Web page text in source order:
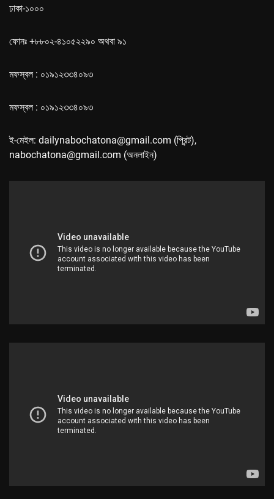
ঢাকা-১০০০
ফোনঃ +৮৮০২-৪১০৫২২৯০ অথবা ৯১
মফস্বল : ০১৯১২৩৩৪০৯৩
মফস্বল : ০১৯১২৩৩৪০৯৩
ই-মেইল: dailynabochatona@gmail.com (প্রিন্ট),
nabochatona@gmail.com (অনলাইন)